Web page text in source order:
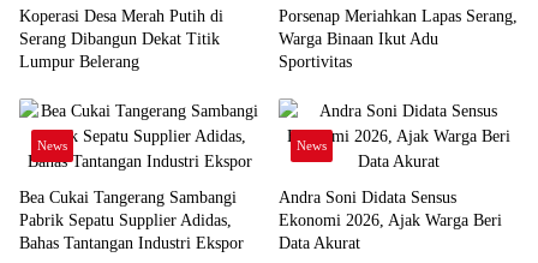
Koperasi Desa Merah Putih di
Serang Dibangun Dekat Titik
Lumpur Belerang
Porsenap Meriahkan Lapas Serang,
Warga Binaan Ikut Adu
Sportivitas
News
Bea Cukai Tangerang Sambangi
Pabrik Sepatu Supplier Adidas,
Bahas Tantangan Industri Ekspor
News
Andra Soni Didata Sensus
Ekonomi 2026, Ajak Warga Beri
Data Akurat